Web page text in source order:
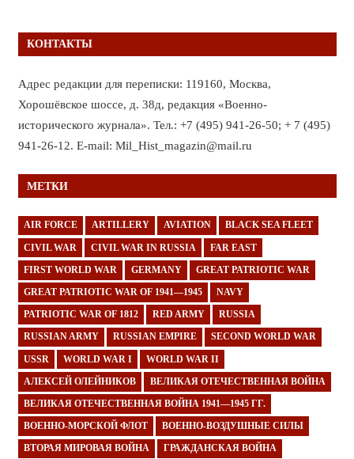
КОНТАКТЫ
Адрес редакции для переписки: 119160, Москва,
Хорошёвское шоссе, д. 38д, редакция «Военно-
исторического журнала». Тел.: +7 (495) 941-26-50; + 7 (495)
941-26-12. E-mail: Mil_Hist_magazin@mail.ru
МЕТКИ
AIR FORCE ARTILLERY AVIATION BLACK SEA FLEET
CIVIL WAR CIVIL WAR IN RUSSIA FAR EAST
FIRST WORLD WAR GERMANY GREAT PATRIOTIC WAR
GREAT PATRIOTIC WAR OF 1941—1945 NAVY
PATRIOTIC WAR OF 1812 RED ARMY RUSSIA
RUSSIAN ARMY RUSSIAN EMPIRE SECOND WORLD WAR
USSR WORLD WAR I WORLD WAR II
АЛЕКСЕЙ ОЛЕЙНИКОВ ВЕЛИКАЯ ОТЕЧЕСТВЕННАЯ ВОЙНА
ВЕЛИКАЯ ОТЕЧЕСТВЕННАЯ ВОЙНА 1941—1945 ГГ.
ВОЕННО-МОРСКОЙ ФЛОТ ВОЕННО-ВОЗДУШНЫЕ СИЛЫ
ВТОРАЯ МИРОВАЯ ВОЙНА ГРАЖДАНСКАЯ ВОЙНА